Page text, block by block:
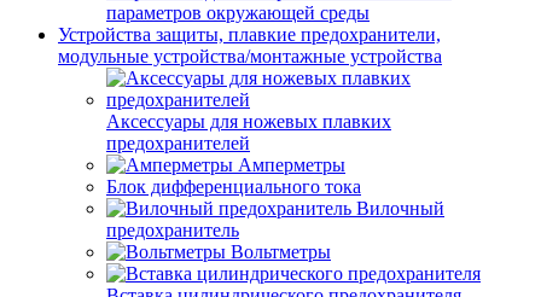
параметров окружающей среды
Устройства защиты, плавкие предохранители,
модульные устройства/монтажные устройства
Аксессуары для ножевых плавких
предохранителей
Амперметры
Блок дифференциального тока
Вилочный
предохранитель
Вольтметры